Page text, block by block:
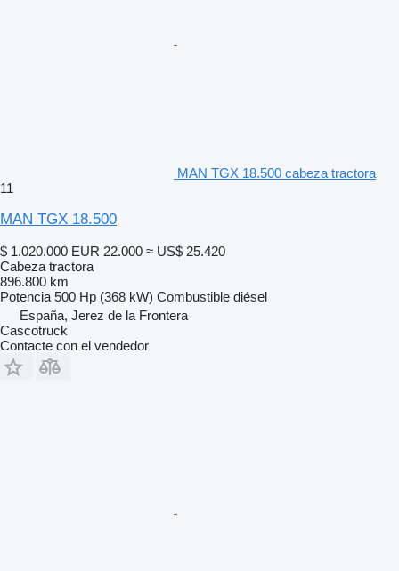
MAN TGX 18.500 cabeza tractora
11
MAN TGX 18.500
$ 1.020.000 EUR 22.000 ≈ US$ 25.420
Cabeza tractora
896.800 km
Potencia 500 Hp (368 kW) Combustible diésel
España, Jerez de la Frontera
Cascotruck
Contacte con el vendedor